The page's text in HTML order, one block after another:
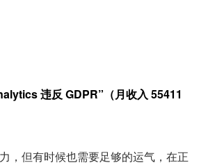
违反 GDPR”（月收入 55411
，但有时候也需要足够的运气，在正